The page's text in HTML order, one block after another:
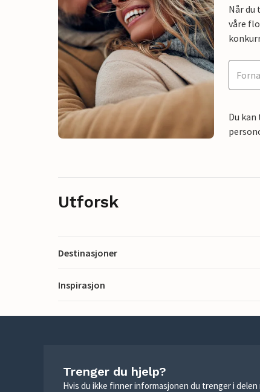
Når du
våre
Du
Utforsk
Destinasjoner
Inspirasjon
Trenger du hjelp?
Hvis du ikke finner informasjonen du trenger i